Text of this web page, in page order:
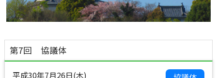
第7回 協議体
平成30年7月26日(木)